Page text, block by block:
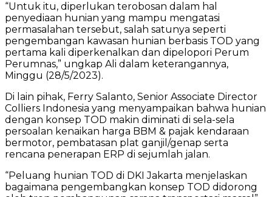
“Untuk itu, diperlukan terobosan dalam hal
penyediaan hunian yang mampu mengatasi
permasalahan tersebut, salah satunya seperti
pengembangan kawasan hunian berbasis TOD yang
pertama kali diperkenalkan dan dipelopori Perum
Perumnas,” ungkap Ali dalam keterangannya,
Minggu (28/5/2023).
Di lain pihak, Ferry Salanto, Senior Associate Director
Colliers Indonesia yang menyampaikan bahwa hunian
dengan konsep TOD makin diminati di sela-sela
persoalan kenaikan harga BBM & pajak kendaraan
bermotor, pembatasan plat ganjil/genap serta
rencana penerapan ERP di sejumlah jalan.
“Peluang hunian TOD di DKI Jakarta menjelaskan
bagaimana pengembangkan konsep TOD didorong